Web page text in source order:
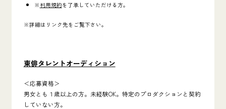
※ 利用規約を了承していただける方。
※詳細はリンク先をご覧下さい。
東俳タレントオーディション
＜応募資格＞
男女とも１歳以上の方。未経験OK。特定のプロダクションと契約
していない方。